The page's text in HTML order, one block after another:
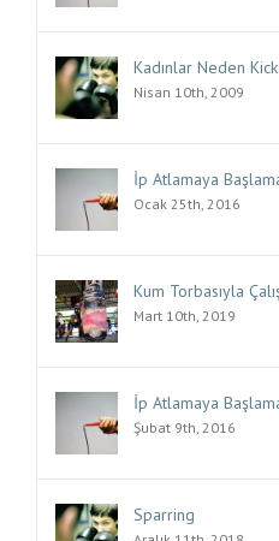
Kadınlar Neden
Nisan 10th, 2009
İp Atlamaya
Ocak 25th, 2016
Kum Torbasıyla
Mart 10th, 2019
İp Atlamaya
Şubat 9th, 2016
Sparring